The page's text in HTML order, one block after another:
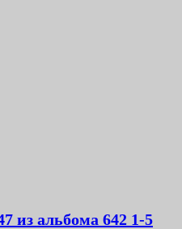
из альбома 642 1-5